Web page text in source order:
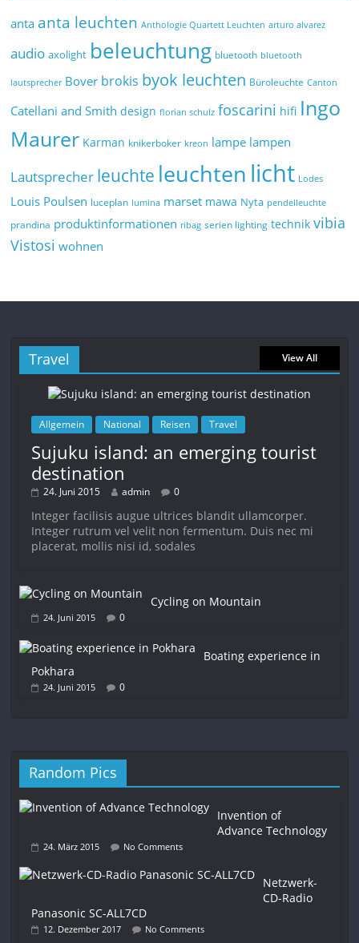
anta anta leuchten Anthologie Quartett Leuchten arturo alvarez
audio axolight beleuchtung bluetooth bluetooth
lautsprecher Bover brokis byok leuchten Büroleuchte Canton
Catellani and Smith design florian schulz foscarini hifi Ingo
Maurer Karman knikerboker kreon lampe lampen
Lautsprecher leuchte leuchten licht Lodes
Louis Poulsen luceplan lumina marset mawa Nyta pendelleuchte
prandina produktinformationen ribag serien lighting technik vibia
Vistosi wohnen
Travel View All
Allgemein National Reisen Travel
Sujuku island: an emerging tourist
destination
24. Juni 2015 admin 0
Integer facilisis augue ultrices blandit ullamcorper.
Integer rutrum vel velit non fermentum. Duis nec mi
placerat, mollis nisi id, sodales
Cycling on Mountain
24. Juni 2015 0
Boating experience in
Pokhara
24. Juni 2015 0
Random Pics
Invention of
Advance Technology
24. März 2015 No Comments
Netzwerk-
CD-Radio
Panasonic SC-ALL7CD
12. Dezember 2017 No Comments